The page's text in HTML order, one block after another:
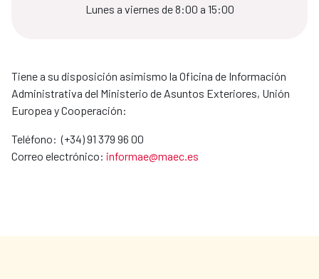
Lunes a viernes de 8:00 a 15:00
Tiene a su disposición asimismo la Oficina de Información
Administrativa del Ministerio de Asuntos Exteriores, Unión
Europea y Cooperación:
Teléfono: (+34) 91 379 96 00
Correo electrónico: informae@maec.es